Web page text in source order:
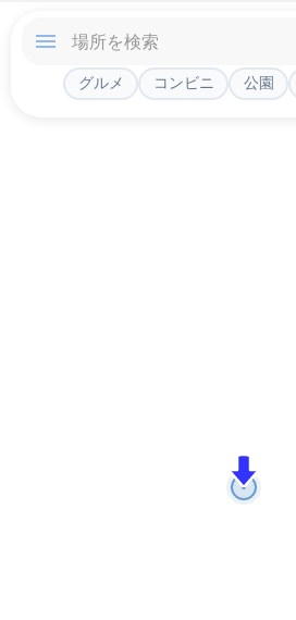
グルメ コンビニ 公園